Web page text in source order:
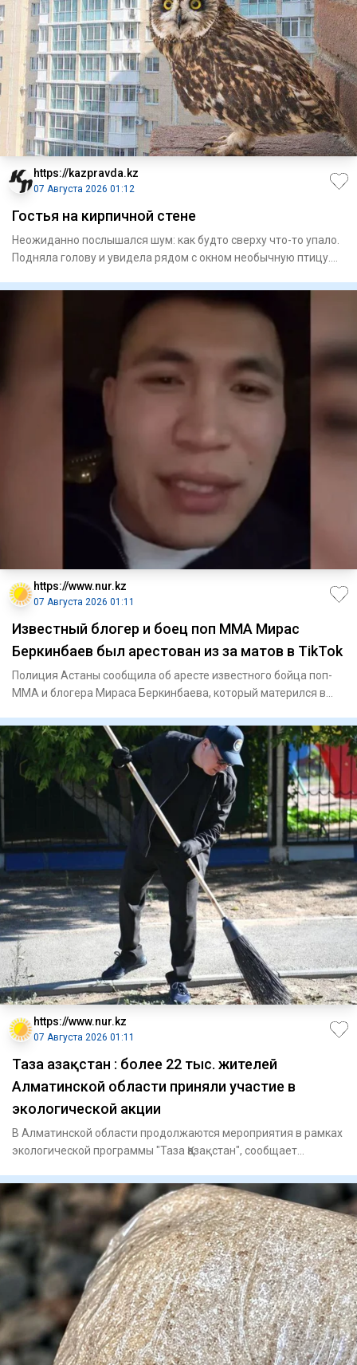
https://kazpravda.kz
07 Августа 2026 01:12
Гостья на кирпичной стене
Неожиданно послышался шум: как будто сверху что-то упало.
Подняла голову и увидела рядом с окном необычную птицу.
https://www.nur.kz
07 Августа 2026 01:11
Известный блогер и боец поп ММА Мирас
Беркинбаев был арестован из за матов в TikTok
Полиция Астаны сообщила об аресте известного бойца поп-
ММА и блогера Мираса Беркинбаева, который матерился в
https://www.nur.kz
07 Августа 2026 01:11
Таза Қазақстан : более 22 тыс. жителей
Алматинской области приняли участие в
экологической акции
В Алматинской области продолжаются мероприятия в рамках
экологической программы "Таза Қазақстан", сообщает